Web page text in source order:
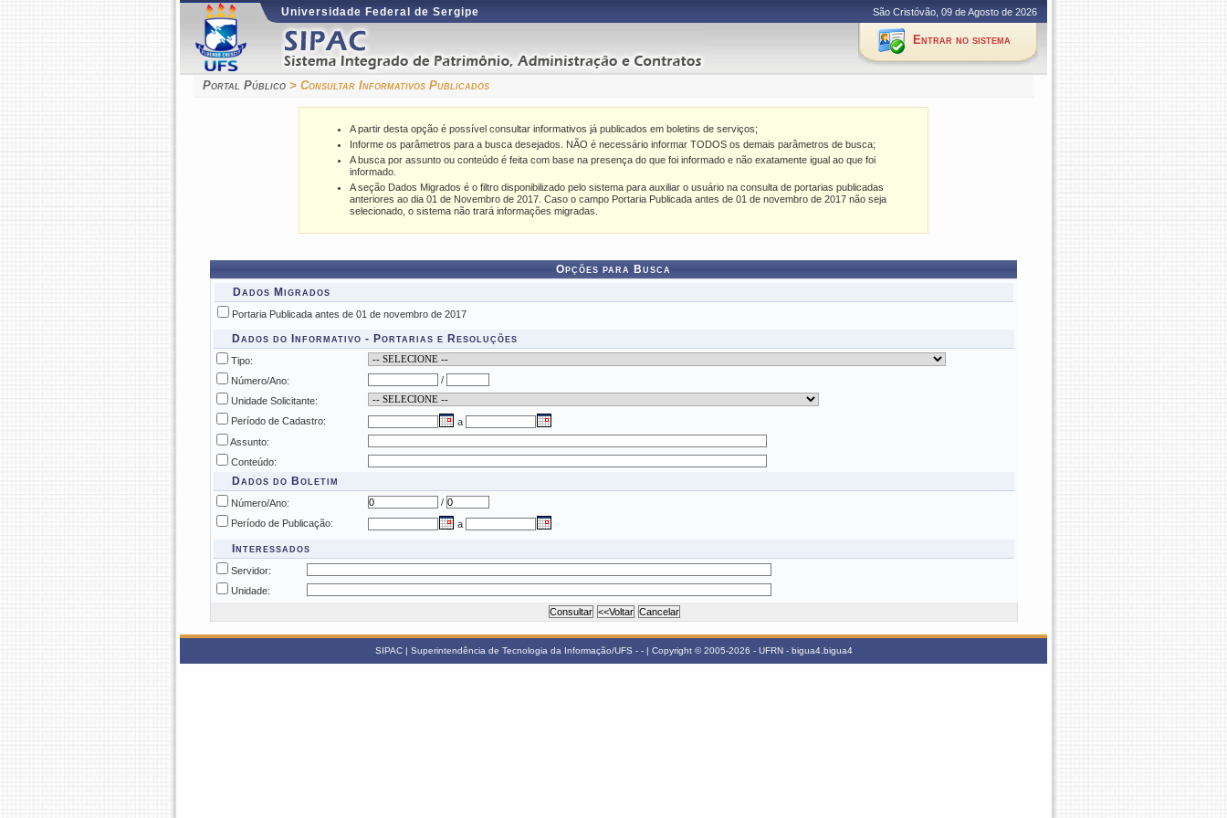
Universidade Federal de Sergipe São Cristóvão, 09 de Agosto de 2026
Entrar no sistema
Portal Público > Consultar Informativos Publicados
A partir desta opção é possível consultar informativos já publicados em boletins de serviços;
Informe os parâmetros para a busca desejados. NÃO é necessário informar TODOS os demais parâmetros de busca;
A busca por assunto ou conteúdo é feita com base na presença do que foi informado e não exatamente igual ao que foi
informado.
A seção Dados Migrados é o filtro disponibilizado pelo sistema para auxiliar o usuário na consulta de portarias publicadas
anteriores ao dia 01 de Novembro de 2017. Caso o campo Portaria Publicada antes de 01 de novembro de 2017 não seja
selecionado, o sistema não trará informações migradas.
Opções para Busca
Dados Migrados
Portaria Publicada antes de 01 de novembro de 2017
Dados do Informativo - Portarias e Resoluções
Tipo:
Número/Ano:
/
Unidade Solicitante:
Período de Cadastro:
a
Assunto:
Conteúdo:
Dados do Boletim
Número/Ano:
/
Período de Publicação:
a
Interessados
Servidor:
Unidade:
SIPAC | Superintendência de Tecnologia da Informação/UFS - - | Copyright © 2005-2026 - UFRN - bigua4.bigua4